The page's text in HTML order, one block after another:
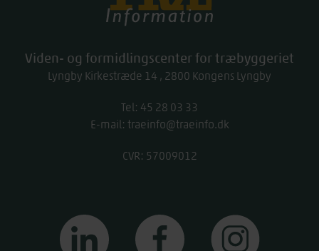
Viden- og formidlingscenter for træbyggeriet
Lyngby Kirkestræde 14 2800 Kongens Lyngby
Tel: work
45 28 03 33
E-mail: traeinfo@traeinfo.dk
CVR: 57009012
linkedin facebook